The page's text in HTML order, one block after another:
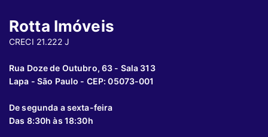
Rotta Imóveis
CRECI 21.222 J
Rua Doze de Outubro, 63 - Sala 313
Lapa - São Paulo - CEP: 05073-001
De segunda a sexta-feira
Das 8:30h às 18:30h